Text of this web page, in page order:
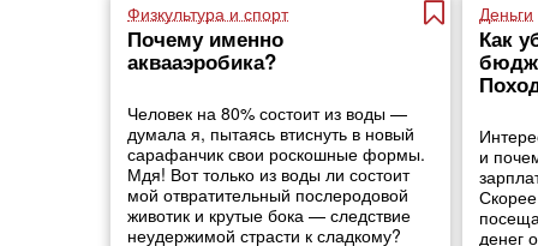
Физкультура и спорт
Почему именно
аквааэробика?
Человек на 80% состоит из воды —
думала я, пытаясь втиснуть в новый
сарафанчик свои роскошные формы.
Мдя! Вот только из воды ли состоит
мой отвратительный послеродовой
животик и крутые бока — следствие
неудержимой страсти к сладкому?
Деньги
Как
и
денег